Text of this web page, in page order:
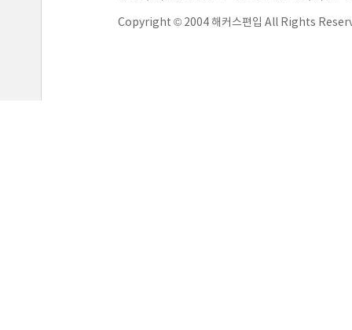
Copyright © 2004 해커스편입 All Rights